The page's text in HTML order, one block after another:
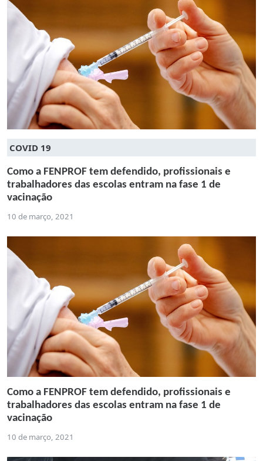
COVID 19
Como a FENPROF tem defendido, profissionais e
trabalhadores das escolas entram na fase 1 de
vacinação
10 de março, 2021
Como a FENPROF tem defendido, profissionais e
trabalhadores das escolas entram na fase 1 de
vacinação
10 de março, 2021